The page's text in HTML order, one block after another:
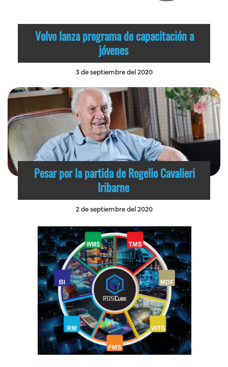
Volvo lanza programa de capacitación a
jóvenes
3 de septiembre del 2020
Pesar por la partida de Rogelio Cavalieri
Iribarne
2 de septiembre del 2020